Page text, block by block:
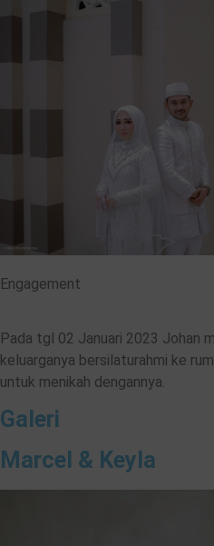
Engagement​​
Pada tgl 02 Januari 2023 Johan
keluarganya bersilaturahmi ke
untuk menikah dengannya.
Galeri
Marcel & Keyla